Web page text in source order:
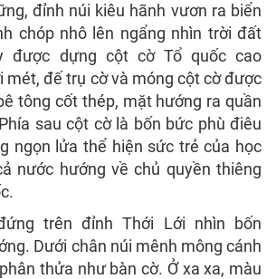
đỉnh núi kiêu hãnh vươn ra biển
chóp nhô lên ngẩng nhìn trời đất
được dựng cột cờ Tổ quốc cao
mét, đế trụ cờ và móng cột cờ được
tông cốt thép, mặt hướng ra quần
sau cột cờ là bốn bức phù điêu
ngọn lửa thể hiện sức trẻ của học
nước hướng về chủ quyền thiêng
trên đỉnh Thới Lới nhìn bốn
Dưới chân núi mênh mông cánh
thửa như bàn cờ. Ở xa xa, màu